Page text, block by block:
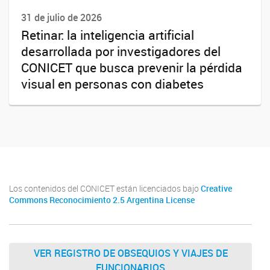
31 de julio de 2026
Retinar: la inteligencia artificial
desarrollada por investigadores del
CONICET que busca prevenir la pérdida
visual en personas con diabetes
Los contenidos del CONICET están licenciados bajo Creative
Commons Reconocimiento 2.5 Argentina License
VER REGISTRO DE OBSEQUIOS Y VIAJES DE
FUNCIONARIOS